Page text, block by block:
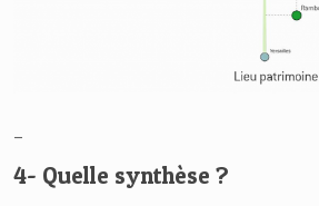
4- Quelle synthèse ?